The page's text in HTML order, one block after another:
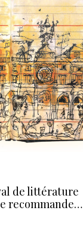
de littérature
recommande…